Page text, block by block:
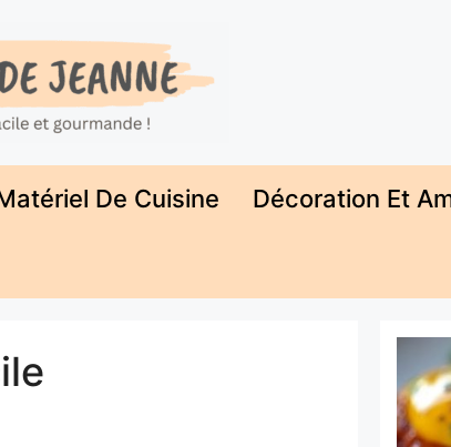
De Cuisine Décoration Et